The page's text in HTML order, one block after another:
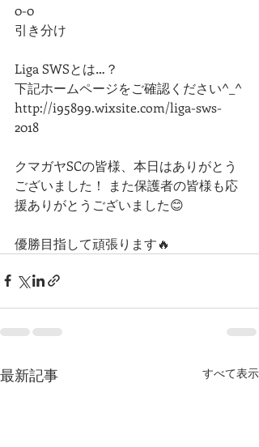
0-0
引き分け
Liga SWSとは…？
下記ホームページをご確認ください^_^
http://i95899.wixsite.com/liga-sws-
2018
クマガヤSCの皆様、本日はありがとう
ございました！ また保護者の皆様も応
援ありがとうございました😊
優勝目指して頑張ります🔥
最新記事 すべて表示